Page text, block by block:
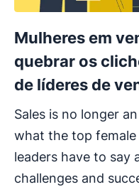
Mulheres em
quebrar os
de líderes de
Sales is no longer
what the top female
leaders have to say
challenges and